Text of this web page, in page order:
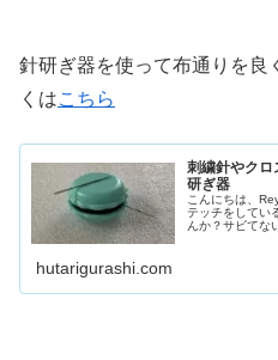
針研ぎ器を使って布通りを良
くはこちら
刺繍針やクロ
研ぎ器
こんにちは、
テッチをしてい
んか？サビてな
hutarigurashi.com